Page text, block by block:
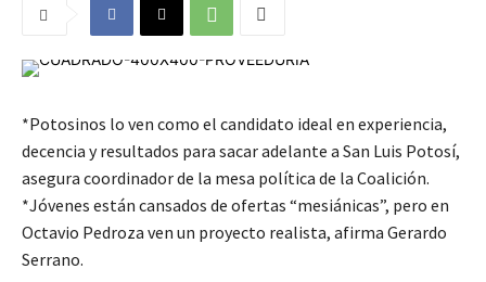
*Potosinos lo ven como el candidato ideal en experiencia,
decencia y resultados para sacar adelante a San Luis Potosí,
asegura coordinador de la mesa política de la Coalición.
*Jóvenes están cansados de ofertas “mesiánicas”, pero en
Octavio Pedroza ven un proyecto realista, afirma Gerardo
Serrano.